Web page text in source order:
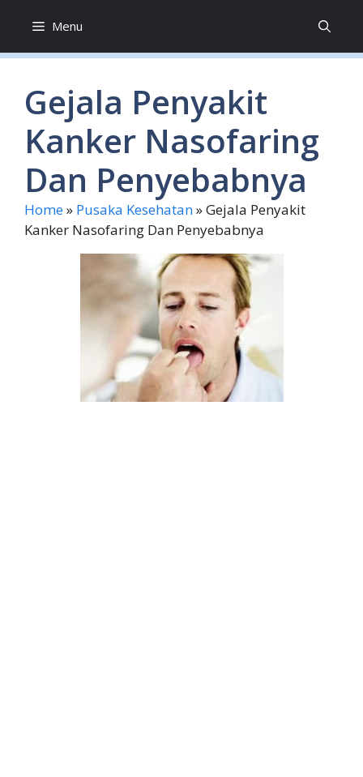
content
Menu
Gejala Penyakit
Kanker Nasofaring
Dan Penyebabnya
Home» Pusaka Kesehatan»Gejala Penyakit
Kanker Nasofaring Dan Penyebabnya